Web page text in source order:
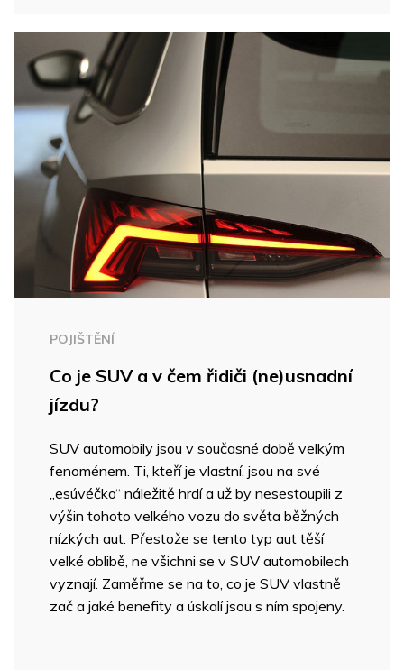
POJIŠTĚNÍ
Co je SUV a v čem řidiči (ne)usnadní
jízdu?
SUV automobily jsou v současné době velkým
fenoménem. Ti, kteří je vlastní, jsou na své
„esúvéčko“ náležitě hrdí a už by nesestoupili z
výšin tohoto velkého vozu do světa běžných
nízkých aut. Přestože se tento typ aut těší
velké oblibě, ne všichni se v SUV automobilech
vyznají. Zaměřme se na to, co je SUV vlastně
zač a jaké benefity a úskalí jsou s ním spojeny.